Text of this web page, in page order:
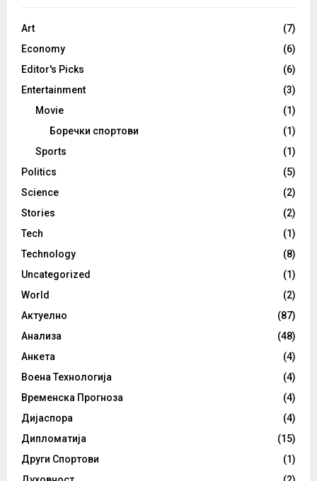
Art
(7)
Economy
(6)
Editor's Picks
(6)
Entertainment
(3)
Movie
(1)
Боречки спортови
(1)
Sports
(1)
Politics
(5)
Science
(2)
Stories
(2)
Tech
(1)
Technology
(8)
Uncategorized
(1)
World
(2)
Актуелно
(87)
Анализа
(48)
Анкета
(4)
Воена Технологија
(4)
Временска Прогноза
(4)
Дијаспора
(4)
Дипломатија
(15)
Други Спортови
(1)